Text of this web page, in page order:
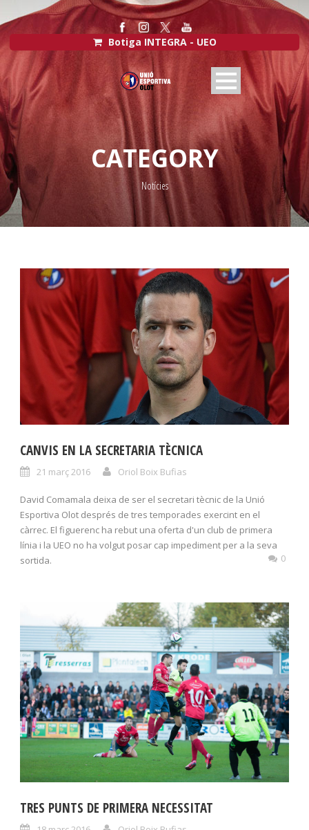
Botiga INTEGRA - UEO
CATEGORY
Notícies
CANVIS EN LA SECRETARIA TÈCNICA
21 març 2016 Oriol Boix Bufias
David Comamala deixa de ser el secretari tècnic de la Unió
Esportiva Olot després de tres temporades exercint en el
càrrec. El figuerenc ha rebut una oferta d'un club de primera
línia i la UEO no ha volgut posar cap impediment per a la seva
sortida.
0
TRES PUNTS DE PRIMERA NECESSITAT